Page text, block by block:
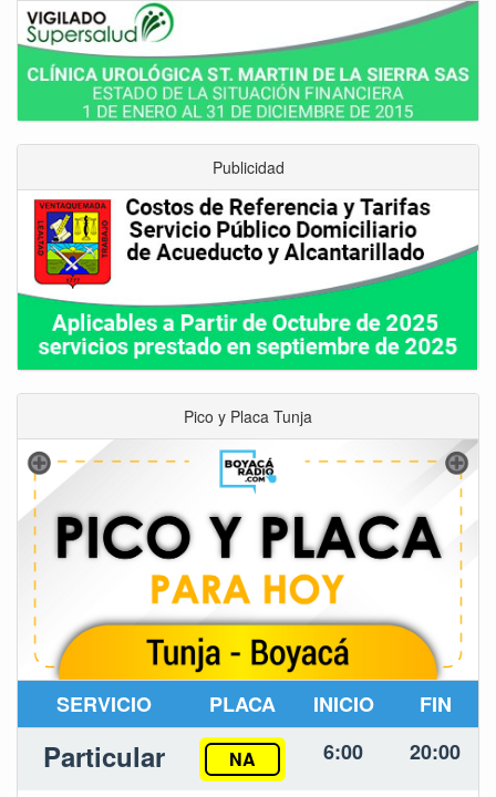
Publicidad
Pico y Placa Tunja
SERVICIO PLACA INICIO FIN
Particular NA 6:00 20:00